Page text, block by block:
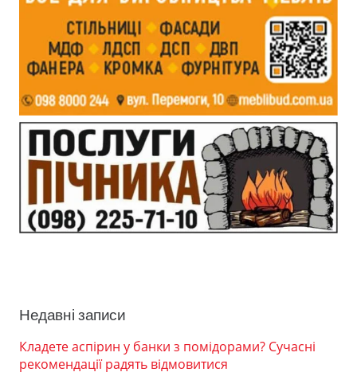
Недавні записи
Кладете аспірин у банки з помідорами? Сучасні
рекомендації радять відмовитися